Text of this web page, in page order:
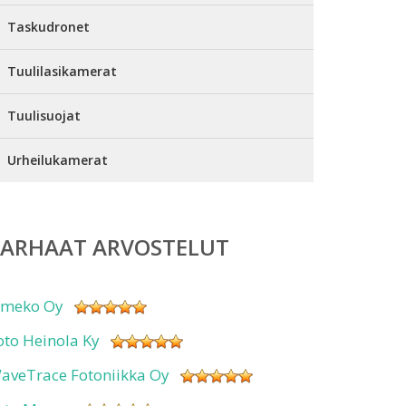
Taskudronet
Tuulilasikamerat
Tuulisuojat
Urheilukamerat
ARVOSTELUT
Oy
Heinola Ky
Fotoniikka Oy